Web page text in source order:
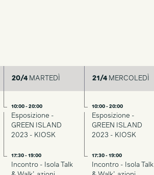
20/4MARTEDÌ
10:00 - 20:00
Esposizione -
GREEN ISLAND
2023 - KIOSK
17:30 - 19:00
Incontro - Isola Talk
21/4 MERCOLEDÌ
10:00 - 20:00
Esposizione -
GREEN ISLAND
2023 - KIOSK
17:30 - 19:00
Incontro - Isola Talk